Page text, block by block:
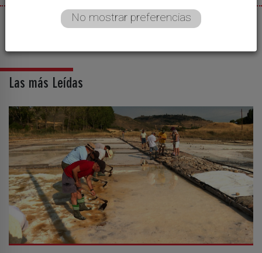
03/04/2024
Las más Leídas
No mostrar preferencias